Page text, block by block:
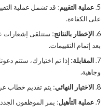
عملية التقييم: قد تشمل عملية
على الكفاءة.
الإخطار بالنتائج: ستتلقى إشعارات
بعد إتمام التقييمات.
المقابلة: إذا تم اختيارك، ستتم
وجاهية.
الاختيار النهائي: يتم تقديم خطاب
عملية التأهيل: يمر الموظفون